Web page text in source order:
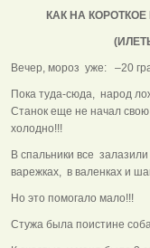
КАК НА КОРОТКОЕ
(ИЛЕТЬ –
Вечер, мороз уже: –20
Пока туда-сюда, народ
Станок еще не начал
холодно!!!
В спальники все
варежках, в валенках и
Но это помогало мало!!!
Стужа была поистине